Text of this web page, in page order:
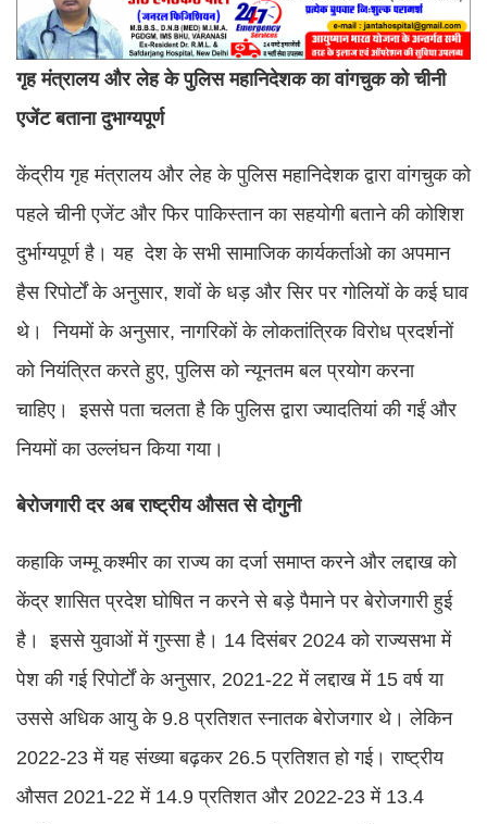
गृह मंत्रालय और लेह के पुलिस महानिदेशक का वांगचुक को चीनी
एजेंट बताना दुभाग्यपूर्ण
केंद्रीय गृह मंत्रालय और लेह के पुलिस महानिदेशक द्वारा वांगचुक को
पहले चीनी एजेंट और फिर पाकिस्तान का सहयोगी बताने की कोशिश
दुर्भाग्यपूर्ण है। यह देश के सभी सामाजिक कार्यकर्ताओ का अपमान
हैस रिपोर्टों के अनुसार, शवों के धड़ और सिर पर गोलियों के कई घाव
थे। नियमों के अनुसार, नागरिकों के लोकतांत्रिक विरोध प्रदर्शनों
को नियंत्रित करते हुए, पुलिस को न्यूनतम बल प्रयोग करना
चाहिए। इससे पता चलता है कि पुलिस द्वारा ज्यादतियां की गईं और
नियमों का उल्लंघन किया गया।
बेरोजगारी दर अब राष्ट्रीय औसत से दोगुनी
कहाकि जम्मू कश्मीर का राज्य का दर्जा समाप्त करने और लद्दाख को
केंद्र शासित प्रदेश घोषित न करने से बड़े पैमाने पर बेरोजगारी हुई
है। इससे युवाओं में गुस्सा है। 14 दिसंबर 2024 को राज्यसभा में
पेश की गई रिपोर्टों के अनुसार, 2021-22 में लद्दाख में 15 वर्ष या
उससे अधिक आयु के 9.8 प्रतिशत स्नातक बेरोजगार थे। लेकिन
2022-23 में यह संख्या बढ़कर 26.5 प्रतिशत हो गई। राष्ट्रीय
औसत 2021-22 में 14.9 प्रतिशत और 2022-23 में 13.4